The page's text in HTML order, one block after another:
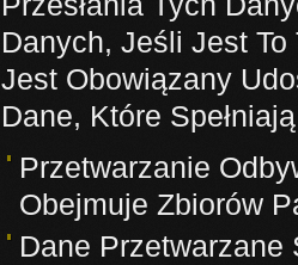
Danych, Jeśli Jest
Jest Obowiązany
Dane, Które
Przetwarzanie
Obejmuje Zbiorów
Dane